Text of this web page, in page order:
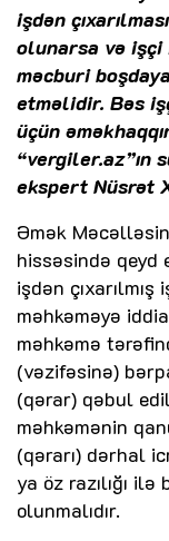
işdən
olunarsa və
məcburi
etməlidir. Bəs
üçün
“vergiler.az”ın
ekspert Nüsrət
Əmək
hissəsində qeyd
işdən
məhkəməyə
məhkəmə
(vəzifəsinə)
(qərar) qəbul
məhkəmənin
(qərarı) dərhal
ya öz razılığı
olunmalıdır.